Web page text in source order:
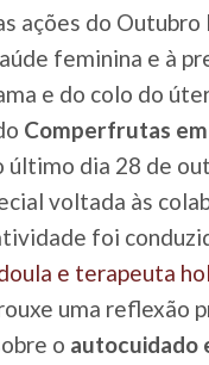
ações do Outubro
feminina e à
e do colo do
Comperfrutas em
último dia 28 de
voltada às
foi
e terapeuta
uma reflexão
o autocuidado